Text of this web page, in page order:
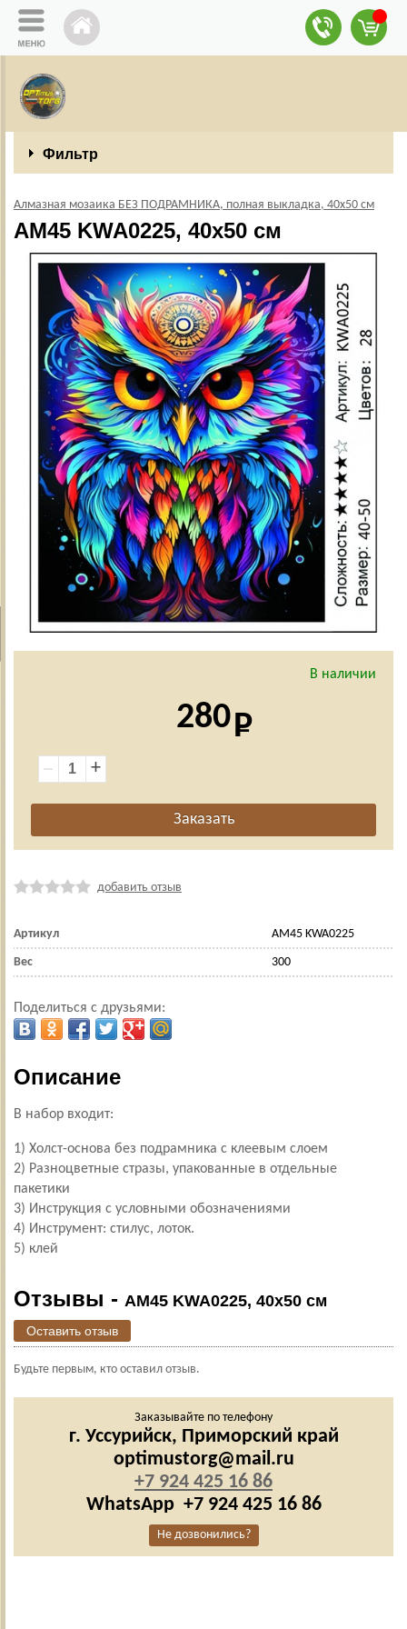
Фильтр
Алмазная мозаика БЕЗ ПОДРАМНИКА, полная выкладка, 40х50 см
АМ45 KWA0225, 40х50 см
В наличии
280
+
добавить отзыв
Артикул АМ45 KWA0225
Вес 300
Поделиться с друзьями:
Описание
В набор входит:
1) Холст-основа без подрамника с клеевым слоем
2) Разноцветные стразы, упакованные в отдельные
пакетики
3) Инструкция с условными обозначениями
4) Инструмент: стилус, лоток.
5) клей
Отзывы - АМ45 KWA0225, 40х50 см
Оставить отзыв
Будьте первым, кто оставил отзыв.
Заказывайте по телефону
г. Уссурийск, Приморский край
optimustorg@mail.ru
+7 924 425 16 86
WhatsApp +7 924 425 16 86
Не дозвонились?